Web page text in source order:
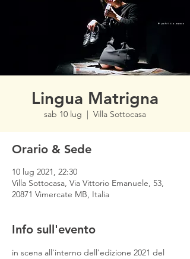
Lingua Matrigna
sab 10 lug
  |
Villa Sottocasa
Orario & Sede
10 lug 2021, 22:30
Villa Sottocasa, Via Vittorio Emanuele, 53,
20871 Vimercate MB, Italia
Info sull'evento
in scena all'interno dell'edizione 2021 del